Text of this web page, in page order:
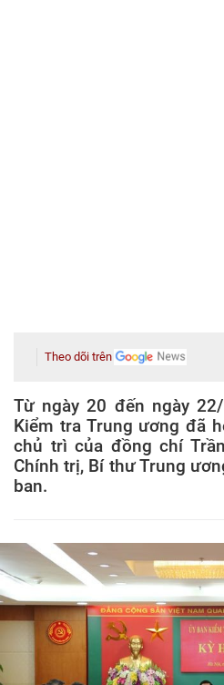
Theo dõi trên
Từ ngày 20 đến ngày
Kiểm tra Trung ương đã
chủ trì của đồng chí
Chính trị, Bí thư Trung
ban.